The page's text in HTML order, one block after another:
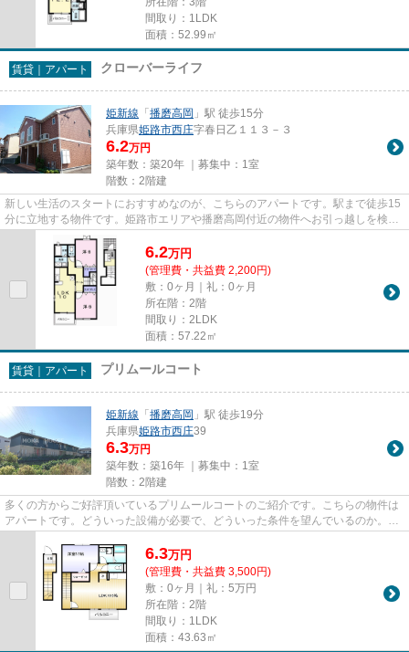
間取り：1LDK
面積：52.99㎡
賃貸｜アパート クローバーライフ
姫新線 「播磨高岡 」駅 徒歩15分
兵庫県姫路市西庄字春日乙１１３－３
6.2万円
築年数：築20年 ｜募集中： 1室
階数：2階建
新しい生活のスタートにおすすめなのが、こちらのアパートです。駅まで徒歩15
分に立地する物件です。姫路市エリアや播磨高岡付近の物件へお引っ越しを検討
しているなら、取り扱い物件...
6.2万円
(管理費・共益費 2,200円)
敷：0ヶ月｜礼：0ヶ月
所在階：2階
間取り：2LDK
面積：57.22㎡
賃貸｜アパート プリムールコート
姫新線 「播磨高岡 」駅 徒歩19分
兵庫県姫路市西庄39
6.3万円
築年数：築16年 ｜募集中： 1室
階数：2階建
多くの方からご好評頂いているプリムールコートのご紹介です。こちらの物件は
アパートです。どういった設備が必要で、どういった条件を望んでいるのか。ご
希望の要素をできるだけ揃え...
6.3万円
(管理費・共益費 3,500円)
敷：0ヶ月｜礼：5万円
所在階：2階
間取り：1LDK
面積：43.63㎡